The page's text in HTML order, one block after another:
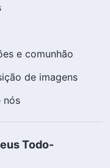
e comunhão
de imagens
nós
Todo-